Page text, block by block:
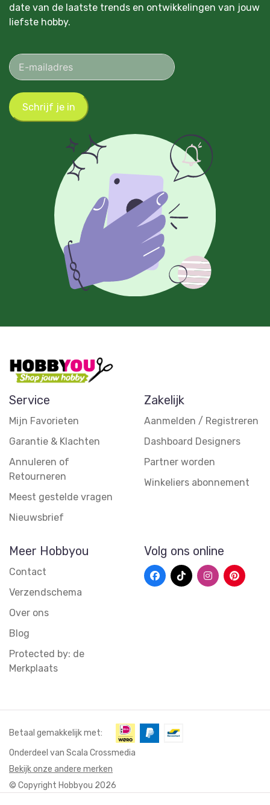
date van de laatste trends en ontwikkelingen van jouw
liefste hobby.
Schrijf je in
Service
Mijn Favorieten
Garantie & Klachten
Annuleren of
Retourneren
Meest gestelde vragen
Nieuwsbrief
Zakelijk
Aanmelden / Registreren
Dashboard Designers
Partner worden
Winkeliers abonnement
Meer Hobbyou
Contact
Verzendschema
Over ons
Blog
Protected by: de
Merkplaats
Volg ons online
© Copyright Hobbyou 2026
Onderdeel van Scala Crossmedia
Bekijk onze andere merken
Betaal gemakkelijk met: